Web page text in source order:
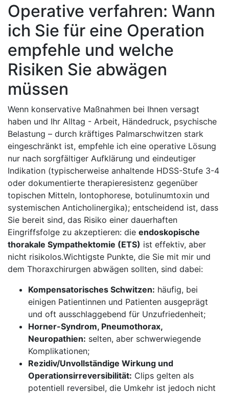
Operative verfahren:‍ Wann⁢
ich Sie für eine Operation
empfehle und welche
Risiken Sie ⁤abwägen
müssen
Wenn konservative Maßnahmen bei Ihnen⁤ versagt
⁣haben und Ihr Alltag -⁢ Arbeit, Händedruck, psychische
Belastung⁣ – durch ‌kräftiges Palmarschwitzen stark
eingeschränkt ist, empfehle ich eine operative Lösung
nur nach​ sorgfältiger Aufklärung und eindeutiger
Indikation (typischerweise anhaltende​ HDSS-Stufe 3-4⁤
oder dokumentierte therapieresistenz gegenüber
topischen Mitteln,​ Iontophorese, ‌botulinumtoxin ‍und
systemischen Anticholinergika); entscheidend ist, dass
Sie bereit ⁣sind, das Risiko einer dauerhaften
‍Eingriffsfolge zu⁣ akzeptieren: die endoskopische
thorakale ⁤Sympathektomie (ETS) ist effektiv, ‌aber
nicht risikolos.Wichtigste Punkte, die Sie‌ mit mir und
dem ‍Thoraxchirurgen ​abwägen sollten, sind dabei:
Kompensatorisches ‌Schwitzen: häufig, bei ​
einigen Patientinnen und Patienten ausgeprägt
und ​oft ausschlaggebend für ​Unzufriedenheit;
Horner-Syndrom, Pneumothorax,
Neuropathien: selten, aber schwerwiegende‍
Komplikationen;
Rezidiv/Unvollständige Wirkung⁤ und
Operationsirreversibilität: Clips gelten als
potentiell reversibel,⁣ die Umkehr ist jedoch nicht